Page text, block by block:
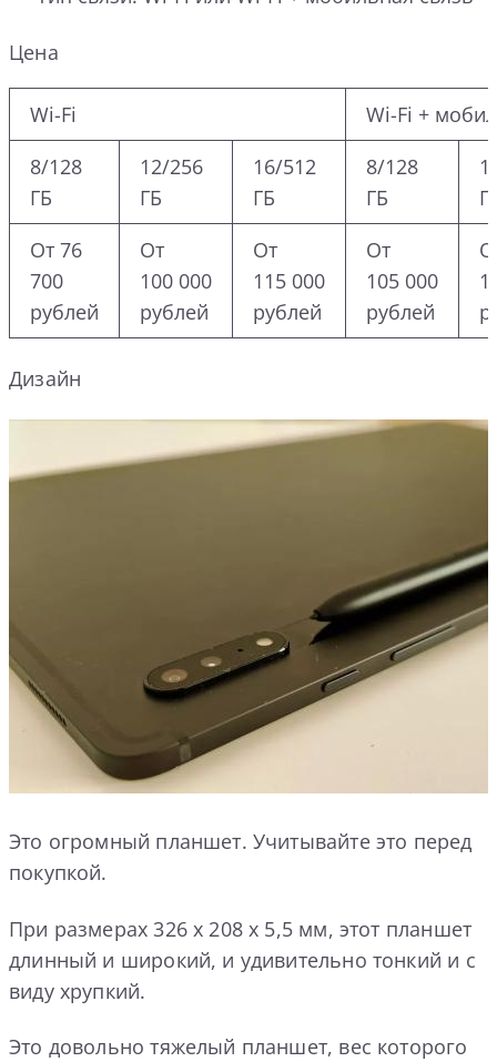
Цена
Wi-Fi
Wi-Fi +
8/128
ГБ
12/256
ГБ
16/512
ГБ
8/128
ГБ
От 76
700
рублей
От
100 000
рублей
От
115 000
рублей
От
105 000
рублей
Дизайн
Это огромный планшет. Учитывайте это перед
покупкой.
При размерах 326 x 208 x 5,5 мм, этот планшет
длинный и широкий, и удивительно тонкий и с
виду хрупкий.
Это довольно тяжелый планшет, вес которого